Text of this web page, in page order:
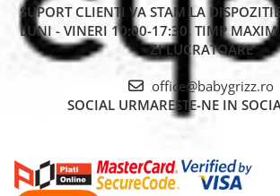
SUPORT CLIENTI VA STAM LA
LUNI - VINERI 10:00-17:30. TIMP MAXIM
ZI LUCRATOARE
office@babygrizz.ro
SOCIAL URMARESTE-NE IN